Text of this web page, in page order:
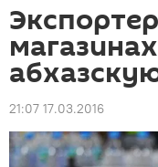
21:07 17.03.2016